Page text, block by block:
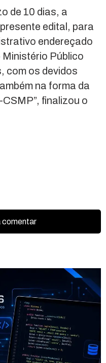
de 10 dias, a
edital, para
endereçado
Público
com os devidos
na forma da
finalizou o
comentar